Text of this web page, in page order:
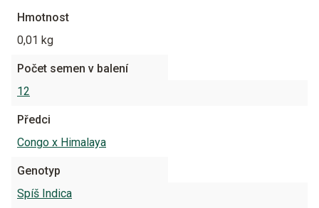
Hmotnost
0,01 kg
Počet semen v balení
12
Předci
Congo x Himalaya
Genotyp
Spíš Indica